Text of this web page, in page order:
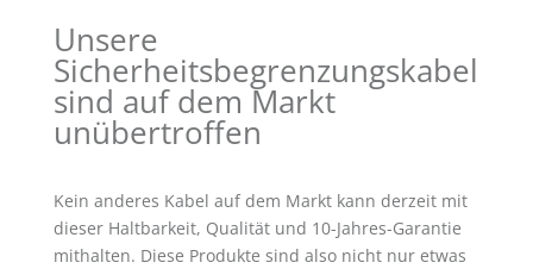
Unsere
Sicherheitsbegrenzungskabel
sind auf dem Markt
unübertroffen
Kein anderes Kabel auf dem Markt kann derzeit mit
dieser Haltbarkeit, Qualität und 10-Jahres-Garantie
mithalten. Diese Produkte sind also nicht nur etwas